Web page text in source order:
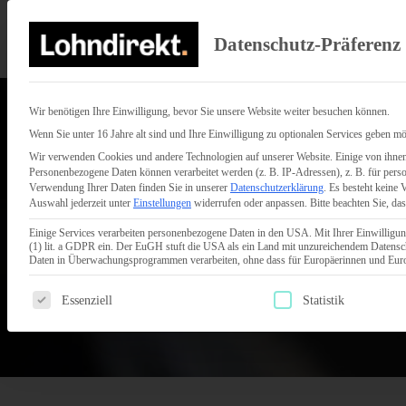
Datenschutz-Präferenz
Wir benötigen Ihre Einwilligung, bevor Sie unsere Website weiter besuchen können.
Wenn Sie unter 16 Jahre alt sind und Ihre Einwilligung zu optionalen Services geben
Wir verwenden Cookies und andere Technologien auf unserer Website. Einige von
Personenbezogene Daten können verarbeitet werden (z. B. IP-Adressen), z. B. für
Verwendung Ihrer Daten finden Sie in unserer Datenschutzerklärung. Es besteht keine
Auswahl jederzeit unter Einstellungen widerrufen oder anpassen. Bitte beachten Sie,
Einige Services verarbeiten personenbezogene Daten in den USA. Mit Ihrer
(1) lit. a GDPR ein. Der EuGH stuft die USA als ein Land mit unzureichendem
Daten in Überwachungsprogrammen verarbeiten, ohne dass für Europäerinnen und
Es folgt eine Liste der Service-Gruppen, für die eine
Essenziell Statistik